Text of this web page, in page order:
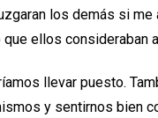
los demás si
ellos consideraban
llevar puesto.
y sentirnos bien